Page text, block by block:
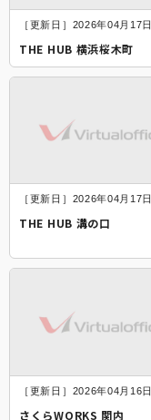
［更新日］2026年04月17日
THE HUB 横浜桜木町
［更新日］2026年04月17日
THE HUB 溝の口
［更新日］2026年04月16日
さくらWORKS 関内